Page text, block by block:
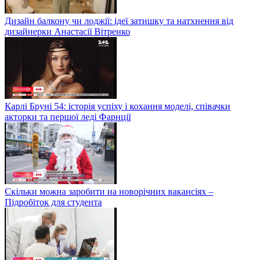
Дизайн балкону чи лоджії: ідеї затишку та натхнення від
дизайнерки Анастасії Вітренко
Карлі Бруні 54: історія успіху і кохання моделі, співачки
акторки та першої леді Фарнції
Скільки можна заробити на новорічних вакансіях –
Підробіток для студента